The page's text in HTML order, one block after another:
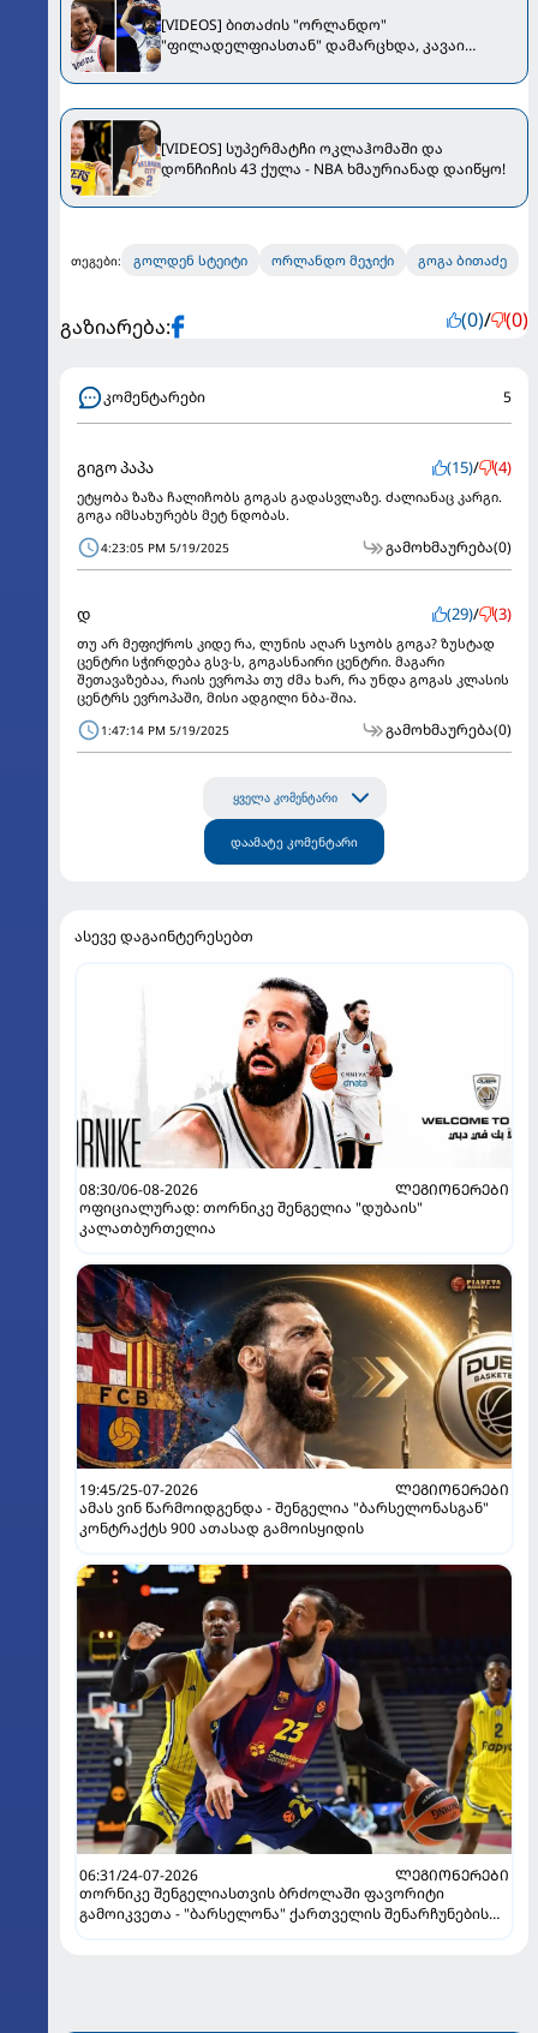
[VIDEOS] ბითაძის "ორლანდო"
"ფილადელფიასთან" დამარცხდა, კავაი
[VIDEOS] სუპერმატჩი ოკლაჰომაში და
დონჩიჩის 43 ქულა - NBA ხმაურიანად დაიწყო!
თეგები: გოლდენ სტეიტი ორლანდო მეჯიქი გოგა ბითაძე
გაზიარება: (0)/ (0)
კომენტარები 5
გიგო პაპა (15)/ (4)
ეტყობა ზაზა ჩალიჩობს გოგას გადასვლაზე. ძალიანაც კარგი.
გოგა იმსახურებს მეტ ნდობას.
4:23:05 PM 5/19/2025 გამოხმაურება(0)
დ (29)/ (3)
თუ არ მეფიქროს კიდე რა, ლუნის აღარ სჯობს გოგა? ზუსტად
ცენტრი სჭირდება გსვ-ს, გოგასნაირი ცენტრი. მაგარი
შეთავაზებაა, რაის ევროპა თუ ძმა ხარ, რა უნდა გოგას კლასის
ცენტრს ევროპაში, მისი ადგილი ნბა-შია.
1:47:14 PM 5/19/2025 გამოხმაურება(0)
ყველა კომენტარი
დაამატე კომენტარი
ასევე დაგაინტერესებთ
08:30/06-08-2026
ᲚᲔᲒᲘᲝᲜᲔᲠᲔᲑᲘ
ოფიციალურად: თორნიკე შენგელია "დუბაის"
კალათბურთელია
19:45/25-07-2026
ᲚᲔᲒᲘᲝᲜᲔᲠᲔᲑᲘ
ამას ვინ წარმოიდგენდა - შენგელია "ბარსელონასგან"
კონტრაქტს 900 ათასად გამოისყიდის
06:31/24-07-2026
ᲚᲔᲒᲘᲝᲜᲔᲠᲔᲑᲘ
თორნიკე შენგელიასთვის ბრძოლაში ფავორიტი
გამოიკვეთა - "ბარსელონა" ქართველის შენარჩუნების